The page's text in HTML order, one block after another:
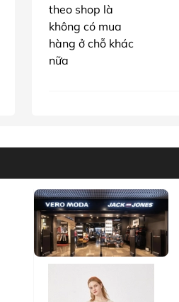
theo shop là
không có mua
hàng ở chỗ khác
nữa